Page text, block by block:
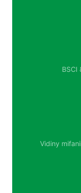
BSCI
Vidiny